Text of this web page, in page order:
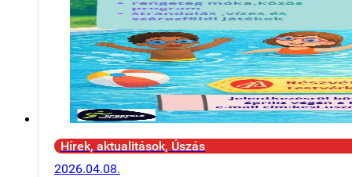
Hírek, aktualitások, Úszás
2026.04.08.